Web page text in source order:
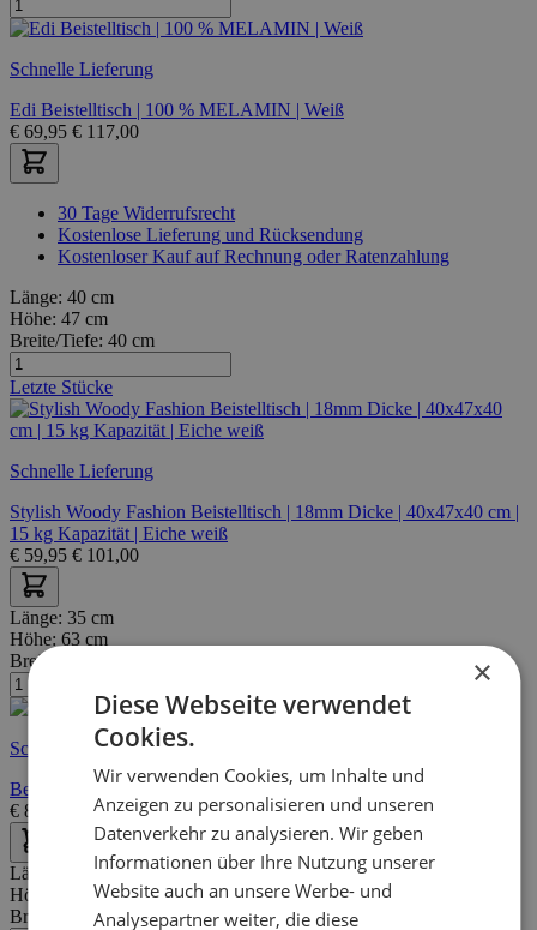
Schnelle Lieferung
Edi Beistelltisch | 100 % MELAMIN | Weiß
€ 69,95 € 117,00
30 Tage Widerrufsrecht
Kostenlose Lieferung und Rücksendung
Kostenloser Kauf auf Rechnung oder Ratenzahlung
Länge: 40 cm
Höhe: 47 cm
Breite/Tiefe: 40 cm
Letzte Stücke
Schnelle Lieferung
Stylish Woody Fashion Beistelltisch | 18mm Dicke | 40x47x40 cm |
15 kg Kapazität | Eiche weiß
€ 59,95 € 101,00
Länge: 35 cm
Höhe: 63 cm
Breite/Tiefe:
Schnelle Lieferung
Beistelltisch aus schwarzem Marmor, Drahtgestell, 35x43x63 cm
€ 82,95 119,00
Länge:
58 cm
Höhe:
45 cm
Breite/Tiefe:51 cm
×
Diese Webseite verwendet
Cookies.
Wir verwenden Cookies, um Inhalte und
Anzeigen zu personalisieren und unseren
Datenverkehr zu analysieren. Wir geben
Informationen über Ihre Nutzung unserer
Website auch an unsere Werbe- und
Analysepartner weiter, die diese